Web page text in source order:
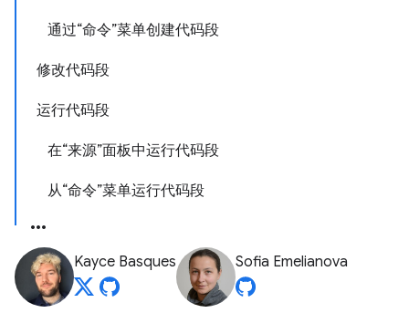
通过“命令”菜单创建代码段
修改代码段
运行代码段
在“来源”面板中运行代码段
从“命令”菜单运行代码段
Kayce Basques Sofia Emelianova